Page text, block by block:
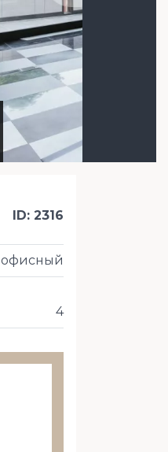
ID: 2316
офисный
4